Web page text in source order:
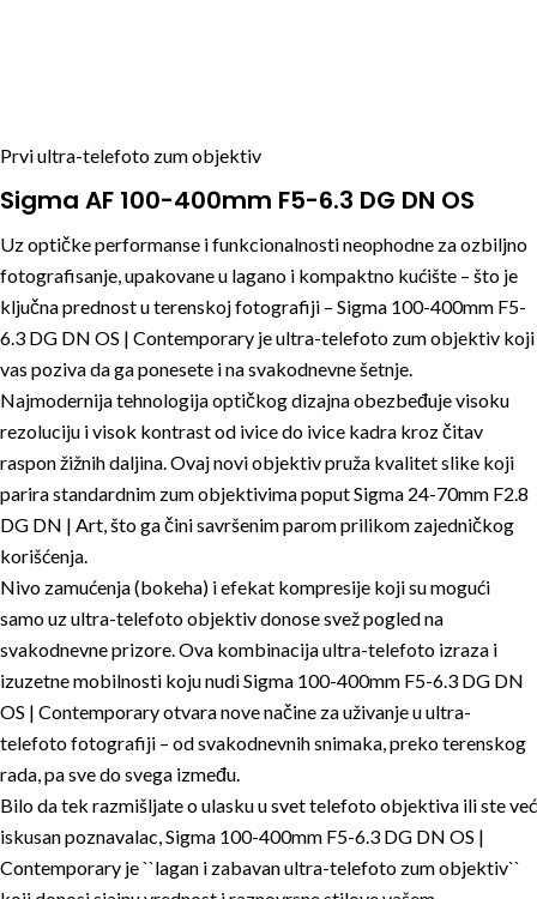
Prvi ultra-telefoto zum objektiv
Sigma AF 100-400mm F5-6.3 DG DN OS
Uz optičke performanse i funkcionalnosti neophodne za ozbiljno
fotografisanje, upakovane u lagano i kompaktno kućište – što je
ključna prednost u terenskoj fotografiji – Sigma 100-400mm F5-
6.3 DG DN OS | Contemporary je ultra-telefoto zum objektiv koji
vas poziva da ga ponesete i na svakodnevne šetnje.
Najmodernija tehnologija optičkog dizajna obezbeđuje visoku
rezoluciju i visok kontrast od ivice do ivice kadra kroz čitav
raspon žižnih daljina. Ovaj novi objektiv pruža kvalitet slike koji
parira standardnim zum objektivima poput Sigma 24-70mm F2.8
DG DN | Art, što ga čini savršenim parom prilikom zajedničkog
korišćenja.
Nivo zamućenja (bokeha) i efekat kompresije koji su mogući
samo uz ultra-telefoto objektiv donose svež pogled na
svakodnevne prizore. Ova kombinacija ultra-telefoto izraza i
izuzetne mobilnosti koju nudi Sigma 100-400mm F5-6.3 DG DN
OS | Contemporary otvara nove načine za uživanje u ultra-
telefoto fotografiji – od svakodnevnih snimaka, preko terenskog
rada, pa sve do svega između.
Bilo da tek razmišljate o ulasku u svet telefoto objektiva ili ste već
iskusan poznavalac, Sigma 100-400mm F5-6.3 DG DN OS |
Contemporary je ``lagan i zabavan ultra-telefoto zum objektiv``